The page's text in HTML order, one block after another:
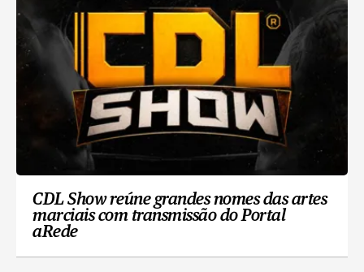
CDL Show reúne grandes nomes das artes
marciais com transmissão do Portal
aRede